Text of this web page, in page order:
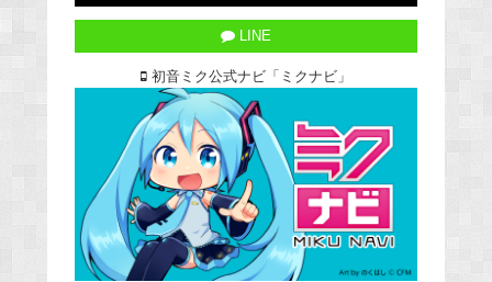
LINE
初音ミク公式ナビ「ミクナビ」